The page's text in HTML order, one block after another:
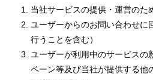
当社サービスの提供・運営のた
ユーザーからのお問い合わせに
行うことを含む）
ユーザーが利用中のサービスの
ペーン等及び当社が提供する他